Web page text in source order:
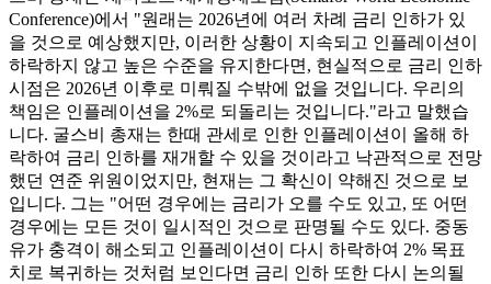
Conference)에서 "원래는 2026년에 여러 차례 금리 인하가 있
을 것으로 예상했지만, 이러한 상황이 지속되고 인플레이션이
하락하지 않고 높은 수준을 유지한다면, 현실적으로 금리 인하
시점은 2026년 이후로 미뤄질 수밖에 없을 것입니다. 우리의
책임은 인플레이션을 2%로 되돌리는 것입니다."라고 말했습
니다. 굴스비 총재는 한때 관세로 인한 인플레이션이 올해 하
락하여 금리 인하를 재개할 수 있을 것이라고 낙관적으로 전망
했던 연준 위원이었지만, 현재는 그 확신이 약해진 것으로 보
입니다. 그는 "어떤 경우에는 금리가 오를 수도 있고, 또 어떤
경우에는 모든 것이 일시적인 것으로 판명될 수도 있다. 중동
유가 충격이 해소되고 인플레이션이 다시 하락하여 2% 목표
치로 복귀하는 것처럼 보인다면 금리 인하 또한 다시 논의될